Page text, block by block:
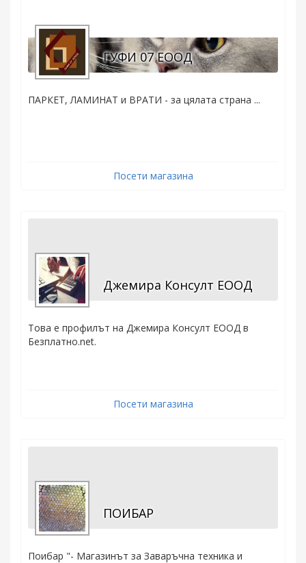
ГУФИ 07 ЕООД
ПАРКЕТ, ЛАМИНАТ и ВРАТИ - за цялата страна ...
Посети магазина
Джемира Консулт ЕООД
Това е профилът на Джемира Консулт ЕООД в
Безплатно.net.
Посети магазина
ПОИБАР
Поибар "- Магазинът за Заваръчна техника и